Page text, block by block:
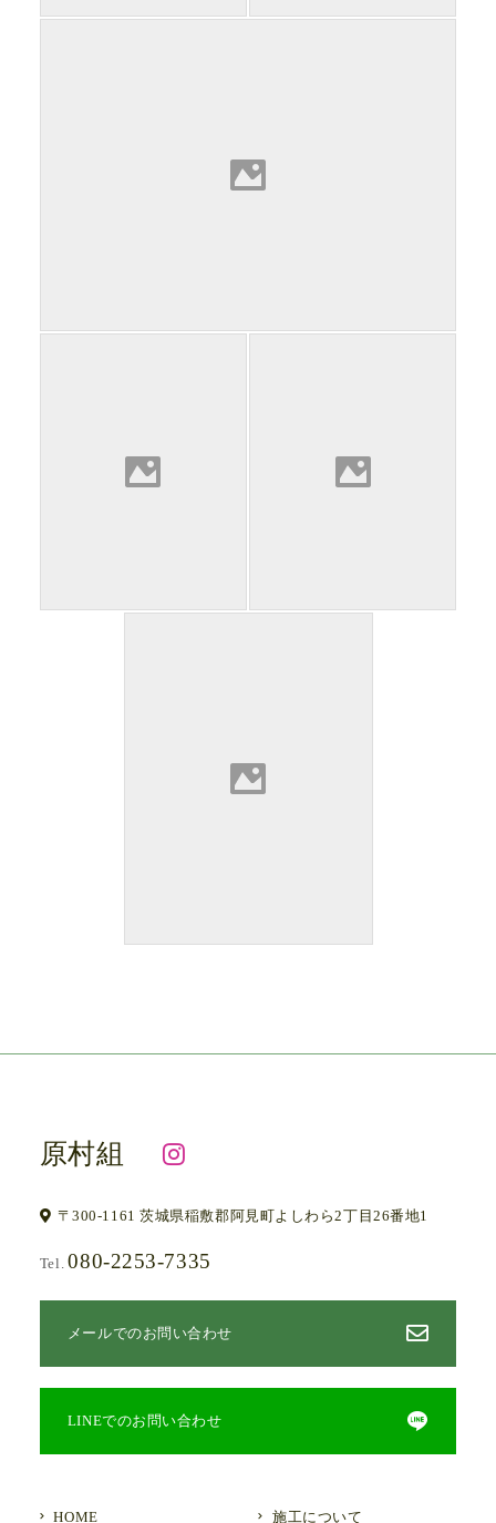
原村組
〒300-1161 茨城県稲敷郡阿見町よしわら2丁目26番地1
Tel. 080-2253-7335
メールでのお問い合わせ
LINEでのお問い合わせ
HOME 施工について